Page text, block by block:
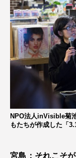
NPO法人inVisible菊
もたちが作成した「
宮島：それこそ